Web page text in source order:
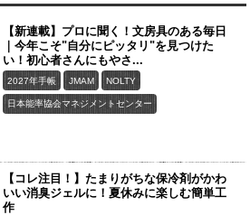
【新連載】プロに聞く！文房具のある毎日
｜今年こそ"自分にピッタリ"を見つけた
い！初心者さんにもやさ...
2027年手帳 JMAM NOLTY
日本能率協会マネジメントセンター
【コレ注目！】たまりがちな保冷剤がかわ
いい消臭ジェルに！夏休みに楽しむ簡単工
作